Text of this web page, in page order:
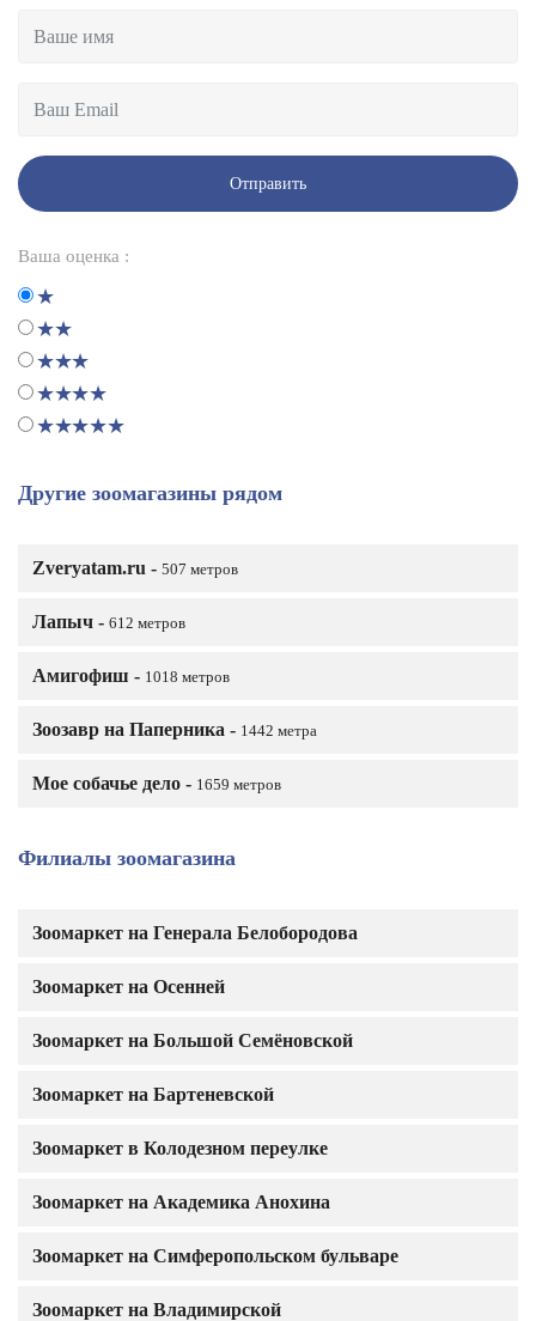
Отправить
Ваша оценка :
Другие зоомагазины рядом
Zveryatam.ru - 507 метров
Лапыч - 612 метров
Амигофиш - 1018 метров
Зоозавр на Паперника - 1442 метра
Мое собачье дело - 1659 метров
Филиалы зоомагазина
Зоомаркет на Генерала Белобородова
Зоомаркет на Осенней
Зоомаркет на Большой Семёновской
Зоомаркет на Бартеневской
Зоомаркет в Колодезном переулке
Зоомаркет на Академика Анохина
Зоомаркет на Симферопольском бульваре
Зоомаркет на Владимирской